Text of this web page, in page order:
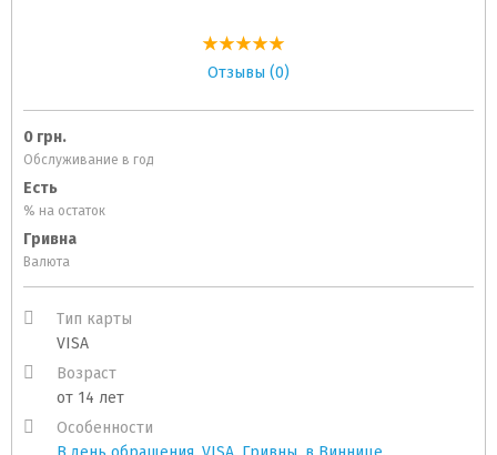
Отзывы (0)
0 грн.
Обслуживание в год
Есть
% на остаток
Гривна
Валюта
Тип карты
VISA
Возраст
от 14 лет
Особенности